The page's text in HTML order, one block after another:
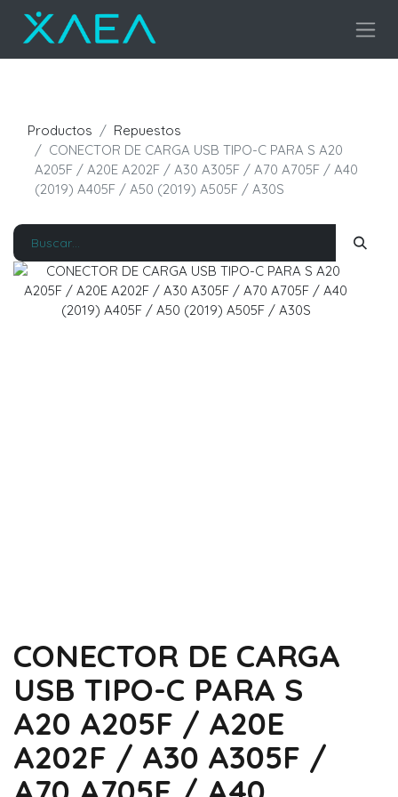
Productos
Repuestos
CONECTOR DE CARGA USB TIPO-C PARA S A20
A205F / A20E A202F / A30 A305F / A70 A705F / A40
(2019) A405F / A50 (2019) A505F / A30S
CONECTOR DE CARGA
USB TIPO-C PARA S
A20 A205F / A20E
A202F / A30 A305F /